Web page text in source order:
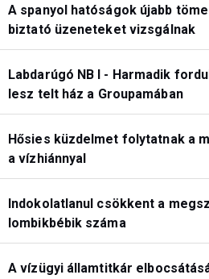
A spanyol hatóságok újabb
biztató üzeneteket vizsgálnak
Labdarúgó NB I - Harmadik
lesz telt ház a Groupamában
Hősies küzdelmet folytatnak a
a vízhiánnyal
Indokolatlanul csökkent a
lombikbébik száma
A vízügyi államtitkár